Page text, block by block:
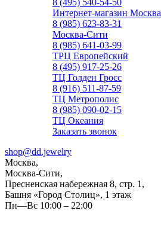
8 (495) 540-54-50
Интернет-магазин Москва
8 (985) 623-83-31
Москва-Сити
8 (985) 641-03-99
ТРЦ Европейский
8 (495) 917-25-26
ТЦ Голден Гросс
8 (916) 511-87-59
ТЦ Метрополис
8 (985) 090-02-15
ТЦ Океания
Заказать звонок
shop@dd.jewelry
Москва,
Москва-Сити,
Пресненская набережная 8, стр. 1,
Башня «Город Столиц», 1 этаж
Пн—Вс 10:00 – 22:00